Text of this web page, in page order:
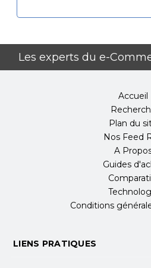
Élevé;Auto;Animaux
30Kg
Filtre De Lumière Blanche
6500lux
Protection De Zone De
Indicateur De Température
Les experts du e-
Accueil
Plan du
Nos Feed
A
Guides
Conditions
LIENS PRATIQUES